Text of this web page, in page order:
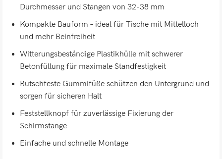
Durchmesser und Stangen von 32-38 mm
Kompakte Bauform – ideal für Tische mit Mittelloch
und mehr Beinfreiheit
Witterungsbeständige Plastikhülle mit schwerer
Betonfüllung für maximale Standfestigkeit
Rutschfeste Gummifüße schützen den Untergrund und
sorgen für sicheren Halt
Feststellknopf für zuverlässige Fixierung der
Schirmstange
Einfache und schnelle Montage